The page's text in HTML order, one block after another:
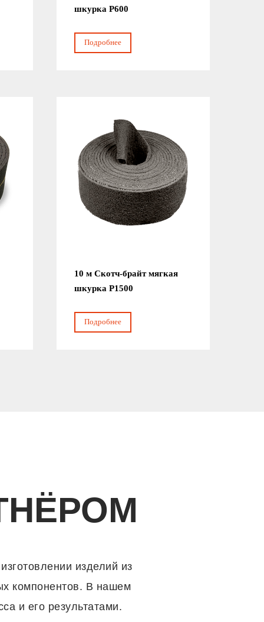
шкурка Р600
Подробнее
10 м Скотч-брайт мягкая
шкурка Р1500
Подробнее
изделий из
компонентов. В нашем
и его результатами.